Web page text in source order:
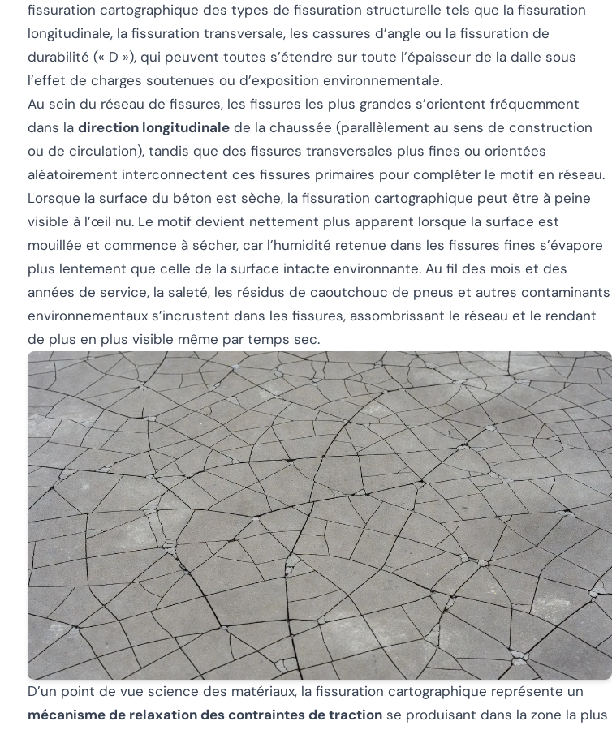
fissuration cartographique des types de fissuration structurelle tels que la fissuration
longitudinale, la fissuration transversale, les cassures d’angle ou la fissuration de
durabilité (« D »), qui peuvent toutes s’étendre sur toute l’épaisseur de la dalle sous
l’effet de charges soutenues ou d’exposition environnementale.
Au sein du réseau de fissures, les fissures les plus grandes s’orientent fréquemment
dans la direction longitudinale de la chaussée (parallèlement au sens de construction
ou de circulation), tandis que des fissures transversales plus fines ou orientées
aléatoirement interconnectent ces fissures primaires pour compléter le motif en réseau.
Lorsque la surface du béton est sèche, la fissuration cartographique peut être à peine
visible à l’œil nu. Le motif devient nettement plus apparent lorsque la surface est
mouillée et commence à sécher, car l’humidité retenue dans les fissures fines s’évapore
plus lentement que celle de la surface intacte environnante. Au fil des mois et des
années de service, la saleté, les résidus de caoutchouc de pneus et autres contaminants
environnementaux s’incrustent dans les fissures, assombrissant le réseau et le rendant
de plus en plus visible même par temps sec.
D’un point de vue science des matériaux, la fissuration cartographique représente un
mécanisme de relaxation des contraintes de traction se produisant dans la zone la plus